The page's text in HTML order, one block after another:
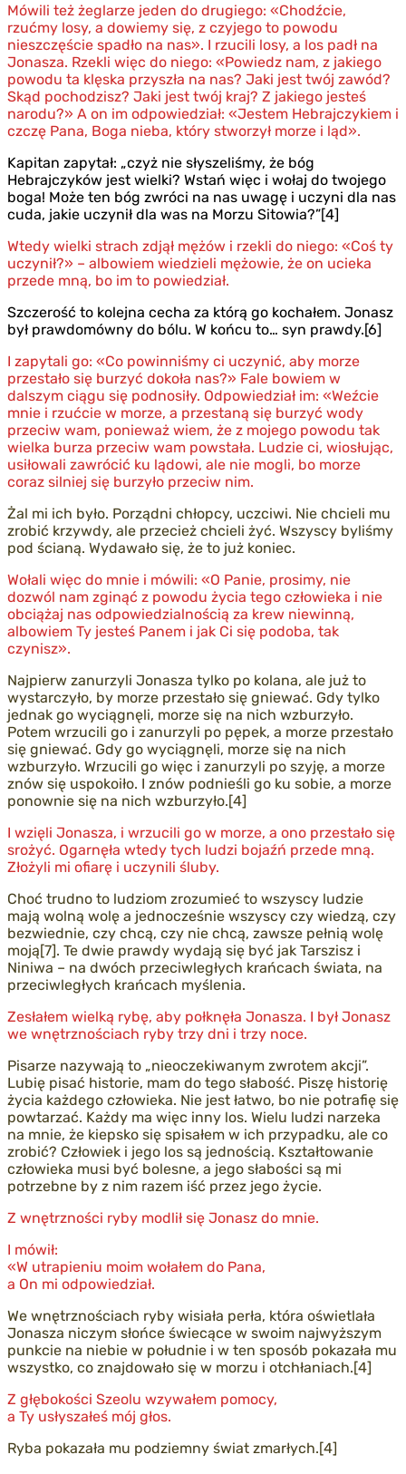
Mówili też żeglarze jeden do drugiego: «Chodźcie,
rzućmy losy, a dowiemy się, z czyjego to powodu
nieszczęście spadło na nas». I rzucili losy, a los padł na
Jonasza. Rzekli więc do niego: «Powiedz nam, z jakiego
powodu ta klęska przyszła na nas? Jaki jest twój zawód?
Skąd pochodzisz? Jaki jest twój kraj? Z jakiego jesteś
narodu?» A on im odpowiedział: «Jestem Hebrajczykiem i
czczę Pana, Boga nieba, który stworzył morze i ląd».
Kapitan zapytał: „czyż nie słyszeliśmy, że bóg
Hebrajczyków jest wielki? Wstań więc i wołaj do twojego
boga! Może ten bóg zwróci na nas uwagę i uczyni dla nas
cuda, jakie uczynił dla was na Morzu Sitowia?”[4]
Wtedy wielki strach zdjął mężów i rzekli do niego: «Coś ty
uczynił?» – albowiem wiedzieli mężowie, że on ucieka
przede mną, bo im to powiedział.
Szczerość to kolejna cecha za którą go kochałem. Jonasz
był prawdomówny do bólu. W końcu to… syn prawdy.[6]
I zapytali go: «Co powinniśmy ci uczynić, aby morze
przestało się burzyć dokoła nas?» Fale bowiem w
dalszym ciągu się podnosiły. Odpowiedział im: «Weźcie
mnie i rzućcie w morze, a przestaną się burzyć wody
przeciw wam, ponieważ wiem, że z mojego powodu tak
wielka burza przeciw wam powstała. Ludzie ci, wiosłując,
usiłowali zawrócić ku lądowi, ale nie mogli, bo morze
coraz silniej się burzyło przeciw nim.
Żal mi ich było. Porządni chłopcy, uczciwi. Nie chcieli mu
zrobić krzywdy, ale przecież chcieli żyć. Wszyscy byliśmy
pod ścianą. Wydawało się, że to już koniec.
Wołali więc do mnie i mówili: «O Panie, prosimy, nie
dozwól nam zginąć z powodu życia tego człowieka i nie
obciążaj nas odpowiedzialnością za krew niewinną,
albowiem Ty jesteś Panem i jak Ci się podoba, tak
czynisz».
Najpierw zanurzyli Jonasza tylko po kolana, ale już to
wystarczyło, by morze przestało się gniewać. Gdy tylko
jednak go wyciągnęli, morze się na nich wzburzyło.
Potem wrzucili go i zanurzyli po pępek, a morze przestało
się gniewać. Gdy go wyciągnęli, morze się na nich
wzburzyło. Wrzucili go więc i zanurzyli po szyję, a morze
znów się uspokoiło. I znów podnieśli go ku sobie, a morze
ponownie się na nich wzburzyło.[4]
I wzięli Jonasza, i wrzucili go w morze, a ono przestało się
srożyć. Ogarnęła wtedy tych ludzi bojaźń przede mną.
Złożyli mi ofiarę i uczynili śluby.
Choć trudno to ludziom zrozumieć to wszyscy ludzie
mają wolną wolę a jednocześnie wszyscy czy wiedzą, czy
bezwiednie, czy chcą, czy nie chcą, zawsze pełnią wolę
moją[7]. Te dwie prawdy wydają się być jak Tarszisz i
Niniwa – na dwóch przeciwległych krańcach świata, na
przeciwległych krańcach myślenia.
Zesłałem wielką rybę, aby połknęła Jonasza. I był Jonasz
we wnętrznościach ryby trzy dni i trzy noce.
Pisarze nazywają to „nieoczekiwanym zwrotem akcji”.
Lubię pisać historie, mam do tego słabość. Piszę historię
życia każdego człowieka. Nie jest łatwo, bo nie potrafię się
powtarzać. Każdy ma więc inny los. Wielu ludzi narzeka
na mnie, że kiepsko się spisałem w ich przypadku, ale co
zrobić? Człowiek i jego los są jednością. Kształtowanie
człowieka musi być bolesne, a jego słabości są mi
potrzebne by z nim razem iść przez jego życie.
Z wnętrzności ryby modlił się Jonasz do mnie.
I mówił:
«W utrapieniu moim wołałem do Pana,
a On mi odpowiedział.
We wnętrznościach ryby wisiała perła, która oświetlała
Jonasza niczym słońce świecące w swoim najwyższym
punkcie na niebie w południe i w ten sposób pokazała mu
wszystko, co znajdowało się w morzu i otchłaniach.[4]
Z głębokości Szeolu wzywałem pomocy,
a Ty usłyszałeś mój głos.
Ryba pokazała mu podziemny świat zmarłych.[4]